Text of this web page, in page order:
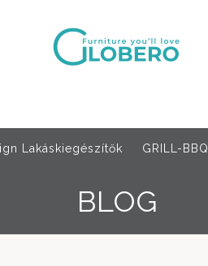
Lakáskiegészítők GRILL-BBQ
BLOG